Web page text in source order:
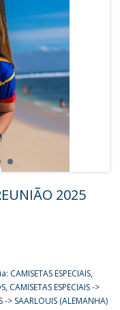
2025
ESPECIAIS,
CAMISETAS ESPECIAIS ->
-> SAARLOUIS (ALEMANHA)